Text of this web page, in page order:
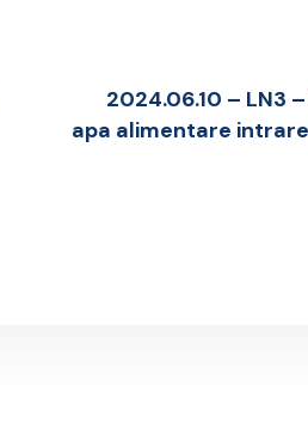
2024.06.10 – LN3
apa alimentare